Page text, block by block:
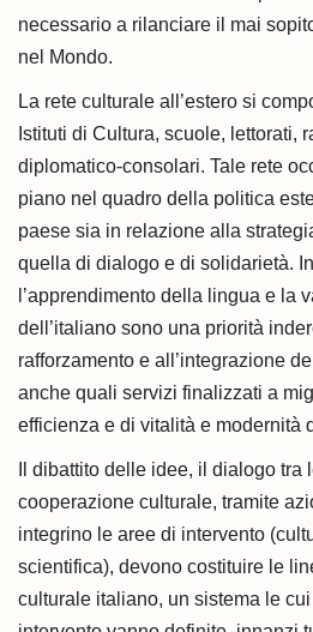
necessario a rilanciare il mai
nel Mondo.
La rete culturale all’estero si
Istituti di Cultura, scuole, lettorati,
diplomatico-consolari. Tale rete
piano nel quadro della politica
paese sia in relazione alla
quella di dialogo e di solidarietà.
l’apprendimento della lingua e la
dell’italiano sono una priorità
rafforzamento e all’integrazione
anche quali servizi finalizzati a
efficienza e di vitalità e modernità
Il dibattito delle idee, il dialogo tra
cooperazione culturale, tramite
integrino le aree di intervento
scientifica), devono costituire le
culturale italiano, un sistema le